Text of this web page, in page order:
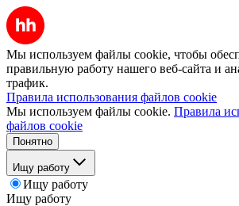
Мы используем файлы cookie, чтобы
правильную работу нашего веб-сайта и
трафик.
Правила использования файлов cookie
Мы используем файлы cookie. Правила
файлов cookie
Понятно
Ищу работу
Ищу работу
Ищу работу